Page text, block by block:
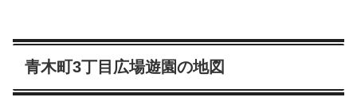
青木町3丁目広場遊園の地図